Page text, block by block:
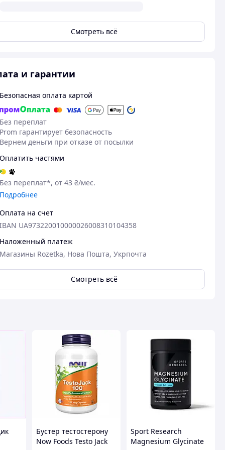
Смотреть всё
и гарантии
Безопасная оплата картой
Без переплат
Prom гарантирует безопасность
Вернем деньги при отказе от посылки
Оплатить частями
Без переплат*, от 43 ₴/мес.
Подробнее
Оплата на счет
IBAN UA973220010000026008310104358
Наложенный платеж
Магазины Rozetka, Нова Пошта, Укрпочта
Смотреть всё
Бустер тестостерону
Now Foods Testo Jack
Sport Research
Magnesium Glycinate